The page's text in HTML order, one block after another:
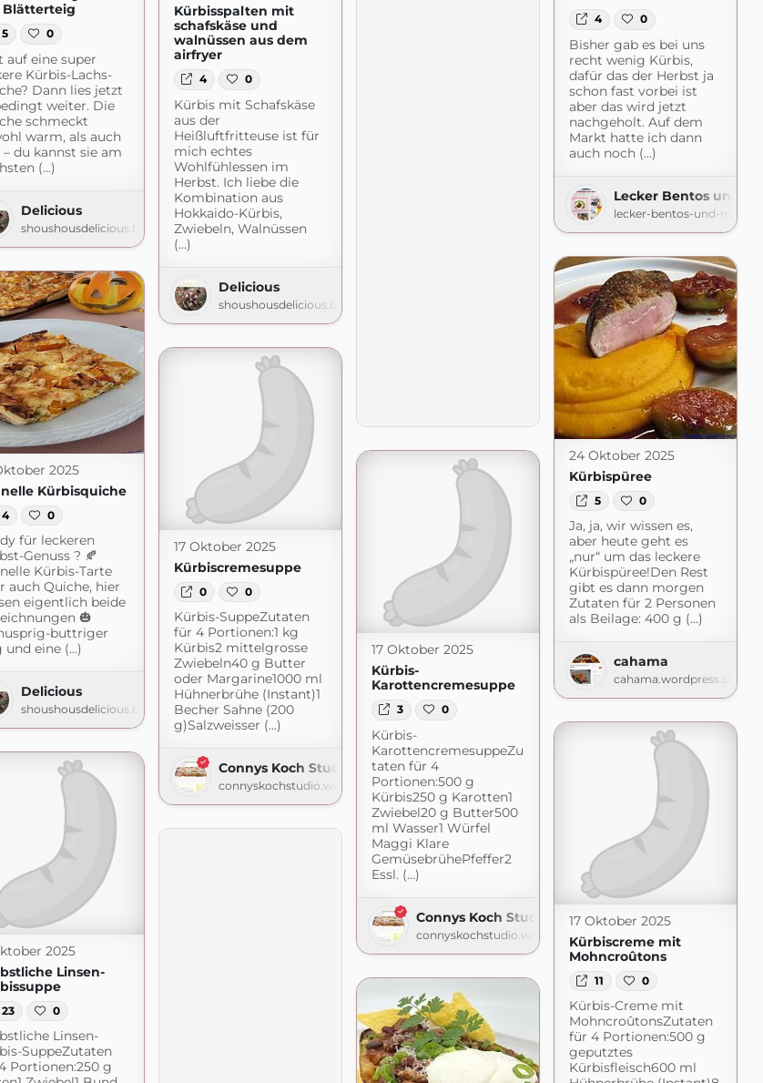
4 0
Bisher gab es bei uns
recht wenig Kürbis,
dafür das der Herbst ja
schon fast vorbei ist
aber das wird jetzt
nachgeholt. Auf dem
Markt hatte ich dann
auch noch (...)
Lecker Bentos und
lecker-bentos-und-
5 0
auf eine super
Kürbis-Lachs-
Dann lies jetzt
weiter. Die
schmeckt
warm, als auch
– du kannst sie am
(...)
Delicious
shoushousdelicious.blogspot.com
Kürbisspalten mit
schafskäse und
walnüssen aus dem
airfryer
4 0
Kürbis mit Schafskäse
aus der
Heißluftfritteuse ist für
mich echtes
Wohlfühlessen im
Herbst. Ich liebe die
Kombination aus
Hokkaido-Kürbis,
Zwiebeln, Walnüssen
(...)
Delicious
shoushousdelicious.blogspot.com
24 Oktober 2025
Kürbispüree
5 0
Ja, ja, wir wissen es,
aber heute geht es
„nur“ um das leckere
Kürbispüree!Den Rest
gibt es dann morgen
Zutaten für 2 Personen
als Beilage: 400 g (...)
cahama
cahama.wordpress.com
2025
Kürbisquiche
4 0
für leckeren
Genuss ? 🍂
Kürbis-Tarte
auch Quiche, hier
eigentlich beide
🎃
buttriger
und eine (...)
Delicious
shoushousdelicious.blogspot.com
17 Oktober 2025
Kürbiscremesuppe
0 0
Kürbis-SuppeZutaten
für 4 Portionen:1 kg
Kürbis2 mittelgrosse
Zwiebeln40 g Butter
oder Margarine1000 ml
Hühnerbrühe (Instant)1
Becher Sahne (200
g)Salzweisser (...)
Connys Koch Studio
connyskochstudio.wordpress.com
17 Oktober 2025
Kürbis-
Karottencremesuppe
3 0
Kürbis-
KarottencremesuppeZu
taten für 4
Portionen:500 g
Kürbis250 g Karotten1
Zwiebel20 g Butter500
ml Wasser1 Würfel
Maggi Klare
GemüsebrühePfeffer2
Essl. (...)
Connys Koch Studio
connyskochstudio.wordpress.com
17 Oktober 2025
Kürbiscreme mit
Mohncroûtons
11 0
Kürbis-Creme mit
MohncroûtonsZutaten
für 4 Portionen:500 g
geputztes
Kürbisfleisch600 ml
2025
Linsen-
23 0
Linsen-
SuppeZutaten
Portionen:250 g